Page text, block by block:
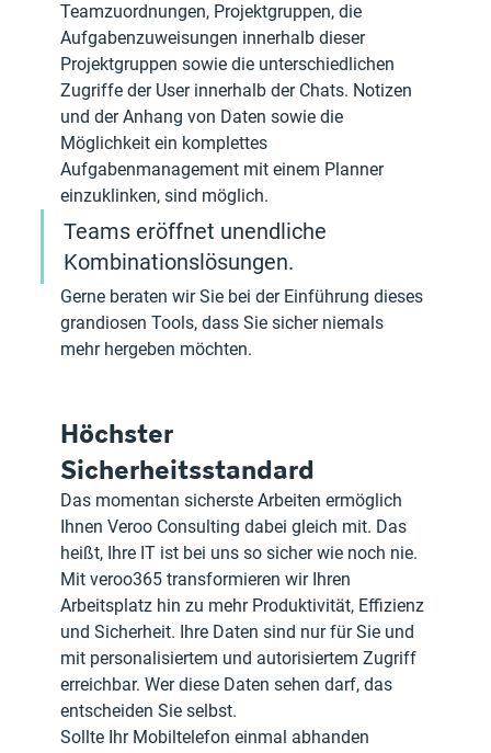
Teamzuordnungen, Projektgruppen, die
Aufgabenzuweisungen innerhalb dieser
Projektgruppen sowie die unterschiedlichen
Zugriffe der User innerhalb der Chats. Notizen
und der Anhang von Daten sowie die
Möglichkeit ein komplettes
Aufgabenmanagement mit einem Planner
einzuklinken, sind möglich.
Teams eröffnet unendliche
Kombinationslösungen.
Gerne beraten wir Sie bei der Einführung dieses
grandiosen Tools, dass Sie sicher niemals
mehr hergeben möchten.
Höchster
Sicherheitsstandard
Das momentan sicherste Arbeiten ermöglich
Ihnen Veroo Consulting dabei gleich mit. Das
heißt, Ihre IT ist bei uns so sicher wie noch nie.
Mit veroo365 transformieren wir Ihren
Arbeitsplatz hin zu mehr Produktivität, Effizienz
und Sicherheit. Ihre Daten sind nur für Sie und
mit personalisiertem und autorisiertem Zugriff
erreichbar. Wer diese Daten sehen darf, das
entscheiden Sie selbst.
Sollte Ihr Mobiltelefon einmal abhanden